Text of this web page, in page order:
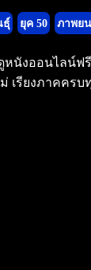
ธุ์ ยุค 50 ภาพย
ดูหนังออนไลน์
เรียงภาคครบทุ